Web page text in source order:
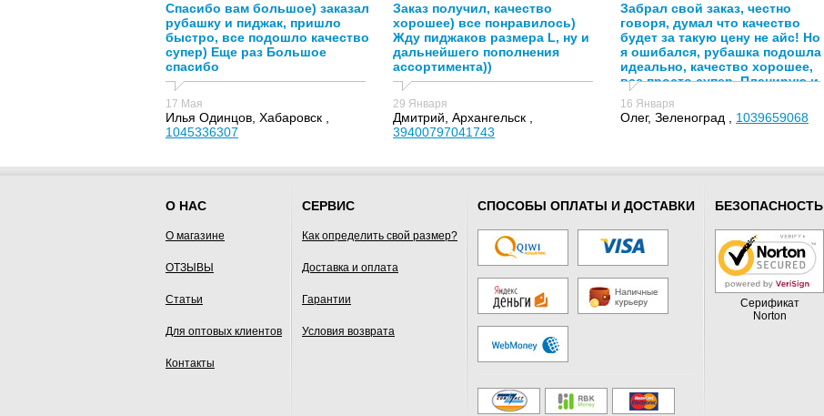
Спасибо вам большое) заказал
рубашку и пиджак, пришло
быстро, все подошло качество
супер) Еще раз Большое
спасибо
17 Мая
Илья Одинцов, Хабаровск ,
1045336307
Заказ получил, качество
хорошее) все понравилось)
Жду пиджаков размера L, ну и
дальнейшего пополнения
ассортимента))
29 Января
Дмитрий, Архангельск ,
39400797041743
Забрал свой заказ, честно
говоря, думал что качество
будет за такую цену не айс! Но
я ошибался, рубашка подошла
идеально, качество хорошее,
все просто супер. Планирую и
в дальнейшем заказывать у
вас!
16 Января
Олег, Зеленоград , 1039659068
О НАС
О магазине
ОТЗЫВЫ
Статьи
Для оптовых клиентов
Контакты
СЕРВИС
Как определить свой размер?
Доставка и оплата
Гарантии
Условия возврата
СПОСОБЫ ОПЛАТЫ И ДОСТАВКИ БЕЗОПАСНОСТЬ
Серификат
Norton